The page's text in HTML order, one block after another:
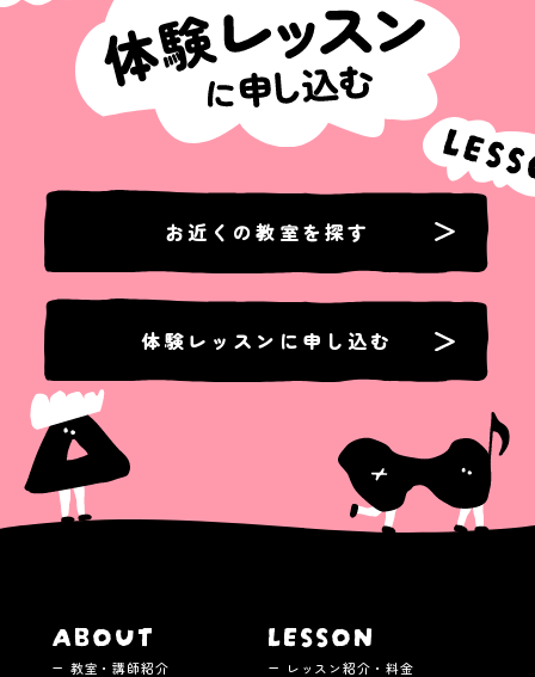
お近くの教室を探す
体験レッスンに申し込む
ABOUT
教室・講師紹介
LESSON
レッスン紹介・料金